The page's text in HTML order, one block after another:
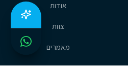
אודות
צוות
מאמרים